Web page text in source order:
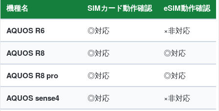
機種名 SIMカード動作確認 eSIM動作確認
AQUOS R6 ◎対応 ×非対応
AQUOS R8 ◎対応 ◎対応
AQUOS R8 pro ◎対応 ◎対応
AQUOS sense4 ◎対応 ×非対応